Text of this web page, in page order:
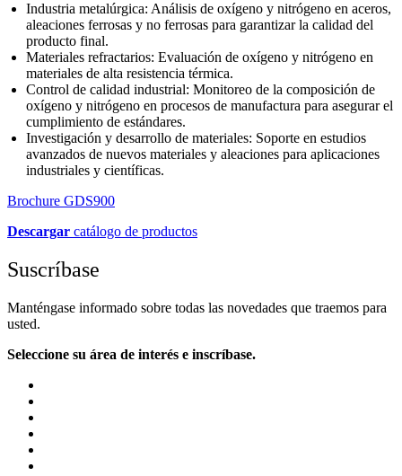
Industria metalúrgica: Análisis de oxígeno y nitrógeno en aceros,
aleaciones ferrosas y no ferrosas para garantizar la calidad del
producto final.
Materiales refractarios: Evaluación de oxígeno y nitrógeno en
materiales de alta resistencia térmica.
Control de calidad industrial: Monitoreo de la composición de
oxígeno y nitrógeno en procesos de manufactura para asegurar el
cumplimiento de estándares.
Investigación y desarrollo de materiales: Soporte en estudios
avanzados de nuevos materiales y aleaciones para aplicaciones
industriales y científicas.
Brochure GDS900
Descargar catálogo de productos
Suscríbase
Manténgase informado sobre todas las novedades que traemos para
usted.
Seleccione su área de interés e inscríbase.